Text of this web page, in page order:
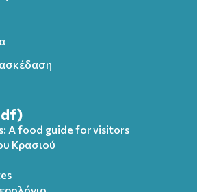
A food guide for visitors
Κρασιού